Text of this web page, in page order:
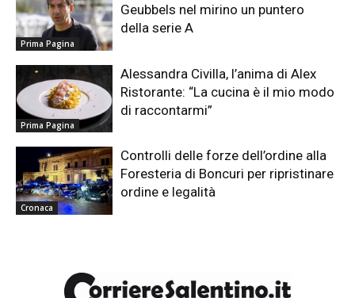
Prima Pagina
Geubbels nel mirino un puntero
della serie A
Prima Pagina
Alessandra Civilla, l’anima di Alex
Ristorante: “La cucina è il mio modo
di raccontarmi”
Cronaca
Controlli delle forze dell’ordine alla
Foresteria di Boncuri per ripristinare
ordine e legalità